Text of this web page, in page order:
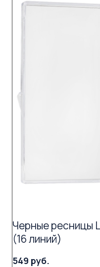
Черные ресницы
(16 линий)
549 руб.